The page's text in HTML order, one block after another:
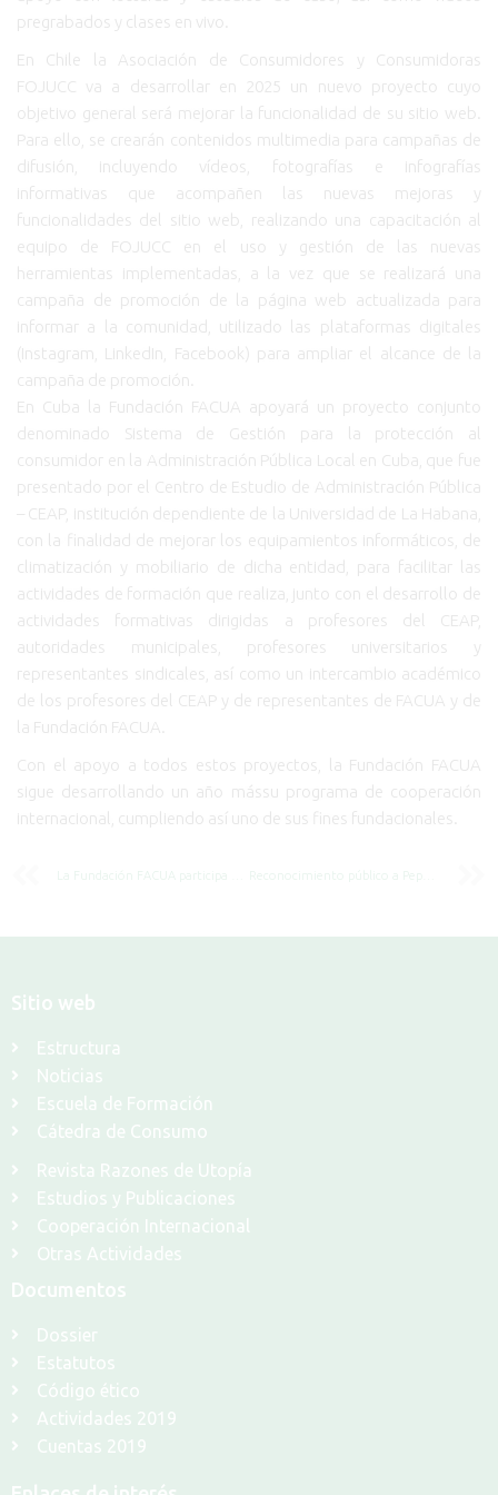
pregrabados y clases en vivo.
En Chile la Asociación de Consumidores y Consumidoras
FOJUCC va a desarrollar en 2025 un nuevo proyecto cuyo
objetivo general será mejorar la funcionalidad de su sitio web.
Para ello, se crearán contenidos multimedia para campañas de
difusión, incluyendo vídeos, fotografías e infografías
informativas que acompañen las nuevas mejoras y
funcionalidades del sitio web, realizando una capacitación al
equipo de FOJUCC en el uso y gestión de las nuevas
herramientas implementadas, a la vez que se realizará una
campaña de promoción de la página web actualizada para
informar a la comunidad, utilizado las plataformas digitales
(Instagram, LinkedIn, Facebook) para ampliar el alcance de la
campaña de promoción.
En Cuba la Fundación FACUA apoyará un proyecto conjunto
denominado Sistema de Gestión para la protección al
consumidor en la Administración Pública Local en Cuba, que fue
presentado por el Centro de Estudio de Administración Pública
– CEAP, institución dependiente de la Universidad de La Habana,
con la finalidad de mejorar los equipamientos informáticos, de
climatización y mobiliario de dicha entidad, para facilitar las
actividades de formación que realiza, junto con el desarrollo de
actividades formativas dirigidas a profesores del CEAP,
autoridades municipales, profesores universitarios y
representantes sindicales, así como un intercambio académico
de los profesores del CEAP y de representantes de FACUA y de
la Fundación FACUA.
Con el apoyo a todos estos proyectos, la Fundación FACUA
sigue desarrollando un año mássu programa de cooperación
internacional, cumpliendo así uno de sus fines fundacionales.
Sitio web
Estructura
Noticias
Escuela de Formación
Cátedra de Consumo
Revista Razones de Utopía
Estudios y Publicaciones
Cooperación Internacional
Otras Actividades
Documentos
Dossier
Estatutos
Código ético
Actividades 2019
Cuentas 2019